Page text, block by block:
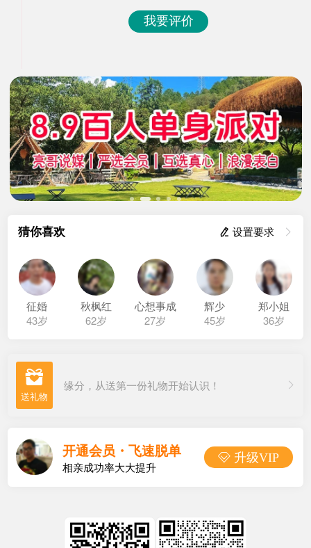
我要评价
猜你喜欢  设置要求
征婚
43岁
秋枫红
62岁
心想事成
27岁
辉少
45岁
郑小姐
36岁
 缘分，从送第一份礼物开始认识！
开通会员・飞速脱单
相亲成功率大大提升
 升级VIP